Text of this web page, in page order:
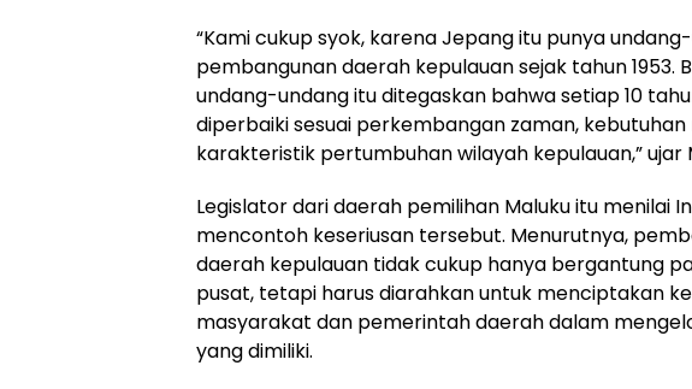
“Kami cukup syok, karena Jepang itu punya
pembangunan daerah kepulauan sejak tahun 1953.
undang-undang itu ditegaskan bahwa setiap 10
diperbaiki sesuai perkembangan zaman, kebutuhan
karakteristik pertumbuhan wilayah kepulauan,” ujar
Legislator dari daerah pemilihan Maluku itu menilai
mencontoh keseriusan tersebut. Menurutnya,
daerah kepulauan tidak cukup hanya bergantung
pusat, tetapi harus diarahkan untuk menciptakan
masyarakat dan pemerintah daerah dalam
yang dimiliki.